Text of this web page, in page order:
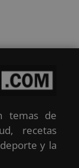
temas de
recetas
y la